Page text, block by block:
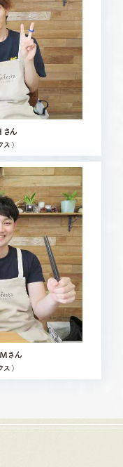
ん
ス）
さん
ス）